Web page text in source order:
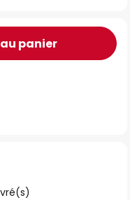
panier